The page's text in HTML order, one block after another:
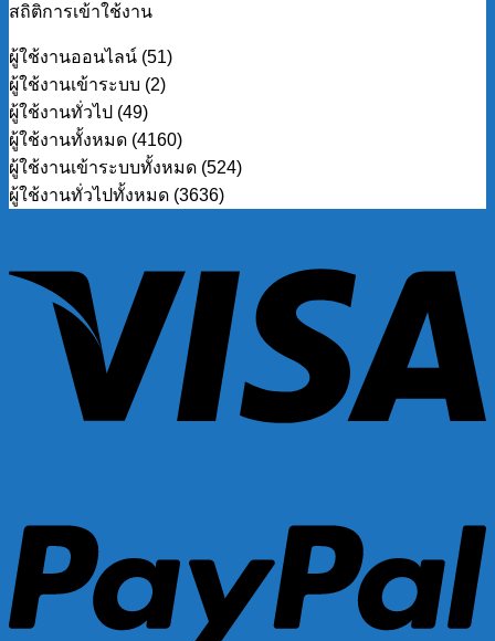
สถิติการเข้าใช้งาน
ผู้ใช้งานออนไลน์ (51)
ผู้ใช้งานเข้าระบบ (2)
ผู้ใช้งานทั่วไป (49)
ผู้ใช้งานทั้งหมด (4160)
ผู้ใช้งานเข้าระบบทั้งหมด (524)
ผู้ใช้งานทั่วไปทั้งหมด (3636)